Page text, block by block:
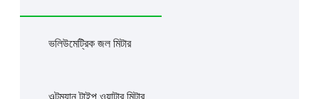
ভলিউমেট্রিক জল মিটার